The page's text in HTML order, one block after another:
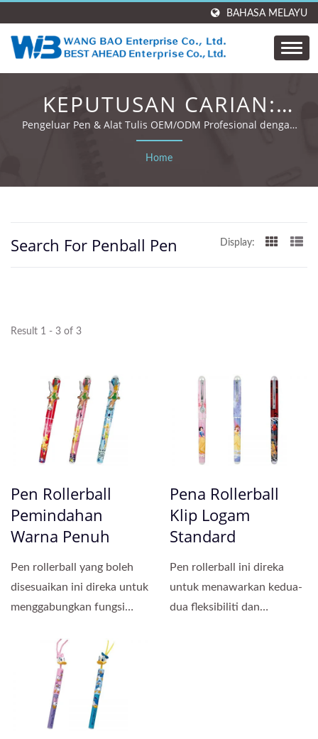
BAHASA MELAYU
KEPUTUSAN CARIAN:
PENBALL PEN | WANG
BAO ENTERPRISE. CO.,
LTD.
Pengeluar Pen & Alat Tulis OEM/ODM Profesional dengan
35 Tahun Pengalaman dan Sijil Global.
Home
Search For Penball Pen Display:
Result 1 - 3 of 3
Pen Rollerball
Pemindahan
Warna Penuh
Pen rollerball yang boleh
disesuaikan ini direka untuk
menggabungkan fungsi
Pena Rollerball
Klip Logam
Standard
Pen rollerball ini direka
untuk menawarkan kedua-
dua fleksibiliti dan